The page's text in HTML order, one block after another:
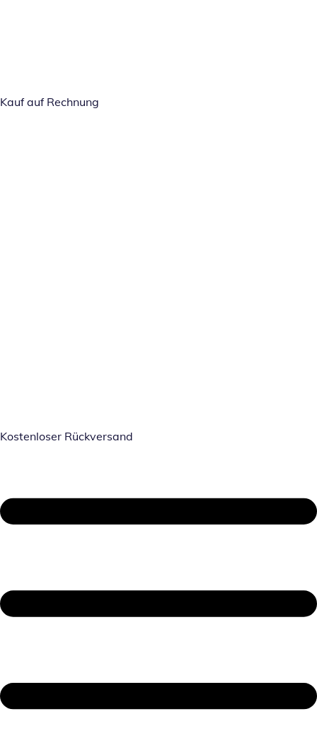
Kauf auf Rechnung
Kostenloser Rückversand